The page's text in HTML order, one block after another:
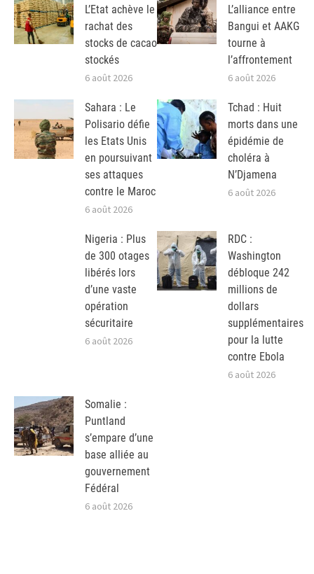
L’Etat achève le
rachat des
stocks de cacao
stockés
6 août 2026
L’alliance entre
Bangui et AAKG
tourne à
l’affrontement
6 août 2026
Sahara : Le
Polisario défie
les Etats Unis
en poursuivant
ses attaques
contre le Maroc
6 août 2026
Tchad : Huit
morts dans une
épidémie de
choléra à
N’Djamena
6 août 2026
Nigeria : Plus
de 300 otages
libérés lors
d’une vaste
opération
sécuritaire
6 août 2026
RDC :
Washington
débloque 242
millions de
dollars
supplémentaires
pour la lutte
contre Ebola
6 août 2026
Somalie :
Puntland
s’empare d’une
base alliée au
gouvernement
Fédéral
6 août 2026